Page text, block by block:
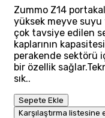
Zummo Z14
yüksek meyve
çok tavsiye edilen
kaplarının
perakende sektörü
bir özellik
sık..
Sepete Ekle
Karşılaştırma listesine